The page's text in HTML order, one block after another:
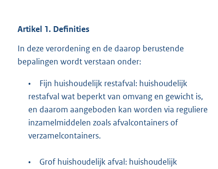
Artikel 1. Definities
In deze verordening en de daarop berustende
bepalingen wordt verstaan onder:
•
Fijn huishoudelijk restafval: huishoudelijk
restafval wat beperkt van omvang en gewicht is,
en daarom aangeboden kan worden via reguliere
inzamelmiddelen zoals afvalcontainers of
verzamelcontainers.
•
Grof huishoudelijk afval: huishoudelijk